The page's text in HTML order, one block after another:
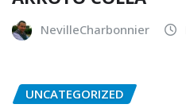
NevilleCharbonnier
UNCATEGORIZED